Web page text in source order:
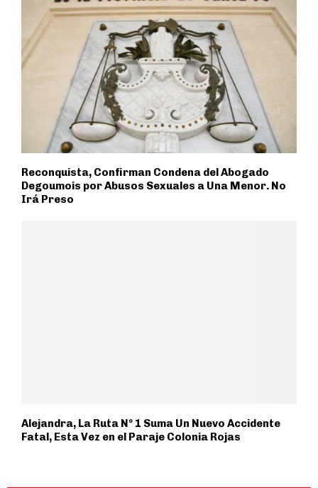
Reconquista, Confirman Condena del Abogado
Degoumois por Abusos Sexuales a Una Menor. No
Irá Preso
Alejandra, La Ruta Nº 1 Suma Un Nuevo Accidente
Fatal, Esta Vez en el Paraje Colonia Rojas